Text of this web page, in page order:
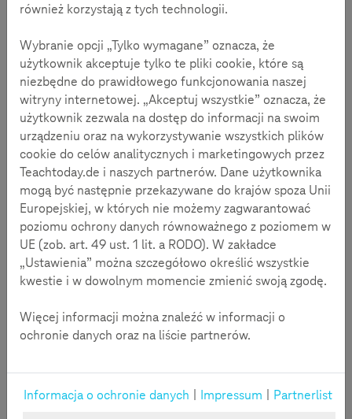
społecznościowe takie jak YouTube, Snapchat lub
Facebook są bardzo istotnym elementem
codziennego życia młodych ludzi.
Redakcja Teachtoday przeprowadziła rozmowę z aktywistą
internetowym i blogerem Markusem Beckedahlem o
wpływie mediów społecznościowych na kształtowanie
opinii.
również korzystają z tych technologii.
Wybranie opcji „Tylko wymagane” oznacza, że
użytkownik akceptuje tylko te pliki cookie, które są
niezbędne do prawidłowego funkcjonowania naszej
witryny internetowej. „Akceptuj wszystkie” oznacza, że
użytkownik zezwala na dostęp do informacji na swoim
urządzeniu oraz na wykorzystywanie wszystkich plików
cookie do celów analitycznych i marketingowych przez
Teachtoday.de i naszych partnerów. Dane użytkownika
mogą być następnie przekazywane do krajów spoza Unii
Europejskiej, w których nie możemy zagwarantować
poziomu ochrony danych równoważnego z poziomem w
UE (zob. art. 49 ust. 1 lit. a RODO). W zakładce
„Ustawienia” można szczegółowo określić wszystkie
kwestie i w dowolnym momencie zmienić swoją zgodę.
Więcej informacji można znaleźć w informacji o
ochronie danych oraz na liście partnerów.
Informacja o ochronie danych Impressum
Partnerlist